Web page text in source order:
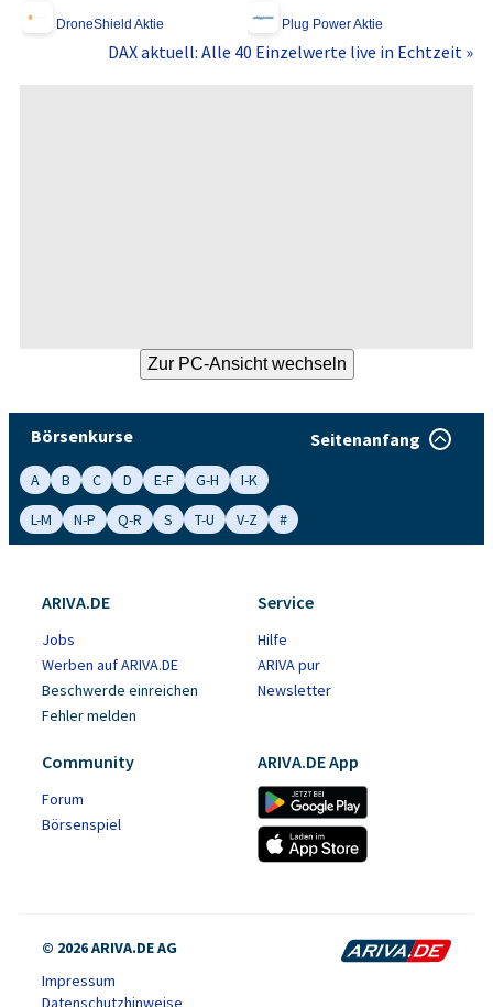
DroneShield Aktie Plug Power Aktie
DAX aktuell: Alle 40 Einzelwerte live in Echtzeit »
Börsenkurse Seitenanfang
A B C D E-F G-H
I-K
L-M
N-P Q-R S T-U V-Z #
ARIVA.DE
Jobs
Werben auf ARIVA.DE
Beschwerde einreichen
Fehler melden
Service
Hilfe
ARIVA pur
Newsletter
Community
Forum
Börsenspiel
ARIVA.DE App
© 2026 ARIVA.DE AG
Impressum
Datenschutzhinweise